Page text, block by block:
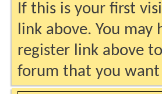
If this is your first
link above. You may
register link above
forum that you